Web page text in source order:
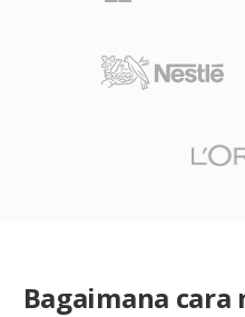
Bagaimana cara